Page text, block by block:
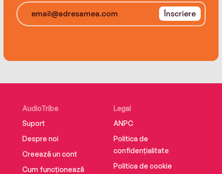
Înscriere
AudioTribe
Suport
Despre noi
Creează un cont
Cum funcționează
Legal
ANPC
Politica de
confidențialitate
Politica de cookie